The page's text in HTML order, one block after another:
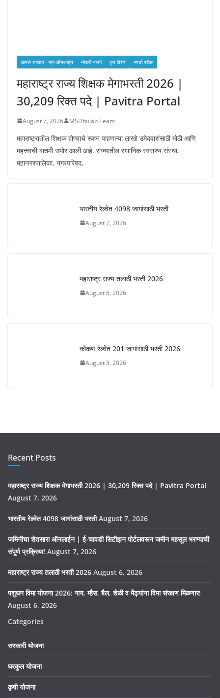
आपले सरकार - महा-ऑनलाईन नोकरी भरती वृत्त विशेष स्पर्धा परीक्षा
महाराष्ट्र राज्य शिक्षक मेगाभरती 2026 |
30,209 रिक्त पदे | Pavitra Portal
August 7, 2026 MSDhulap Team
महाराष्ट्रातील शिक्षक होण्याचे स्वप्न पाहणाऱ्या लाखो उमेदवारांसाठी मोठी आणि
महत्त्वाची बातमी समोर आली आहे. राज्यातील स्थानिक स्वराज्य संस्था,
महानगरपालिका, नगरपरिषद,
भारतीय रेल्वेत 4098 जागांसाठी भरती
August 7, 2026
महाराष्ट्र राज्य तलाठी भरती 2026
August 6, 2026
कोकण रेल्वेत 201 जागांसाठी भरती 2026
August 3, 2026
Recent Posts
महाराष्ट्र राज्य शिक्षक मेगाभरती 2026 | 30,209 रिक्त पदे | Pavitra Portal
August 7, 2026
भारतीय रेल्वेत 4098 जागांसाठी भरती August 7, 2026
जमिनीचा शेतसारा ऑनलाईन | ई-चावडी सिटीझन पोर्टलवरून जमीन महसूल भरण्याची
संपूर्ण प्रक्रिया! August 7, 2026
महाराष्ट्र राज्य तलाठी भरती 2026 August 6, 2026
पशुधन विमा योजना 2026: गाय, म्हैस, बैल, शेळी व मेंढ्यांना विमा संरक्षण मिळणार!
August 6, 2026
Categories
सरकारी योजना
घरकुल योजना
कृषी योजना